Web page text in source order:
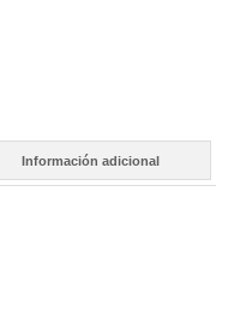
Información adicional